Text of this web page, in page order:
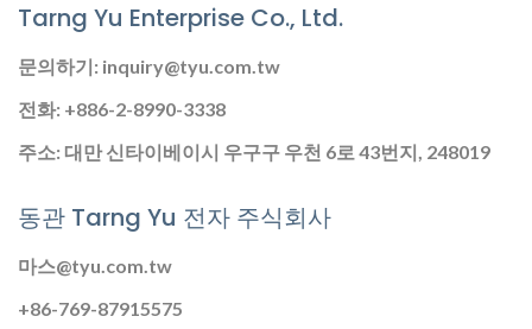
Tarng Yu Enterprise Co., Ltd.
문의하기: inquiry@tyu.com.tw
전화: +886-2-8990-3338
주소: 대만 신타이베이시 우구구 우천 6로 43번지, 248019
동관 Tarng Yu 전자 주식회사
마스@tyu.com.tw
+86-769-87915575